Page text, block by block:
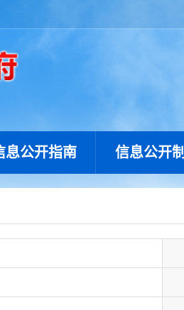
息公开指南 信息公开